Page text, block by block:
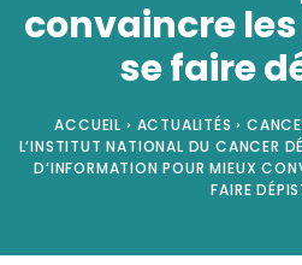
convaincre
se faire
ACCUEIL › ACTUALITÉS ›
L’INSTITUT NATIONAL DU CANCER
D’INFORMATION POUR MIEUX
FAIRE